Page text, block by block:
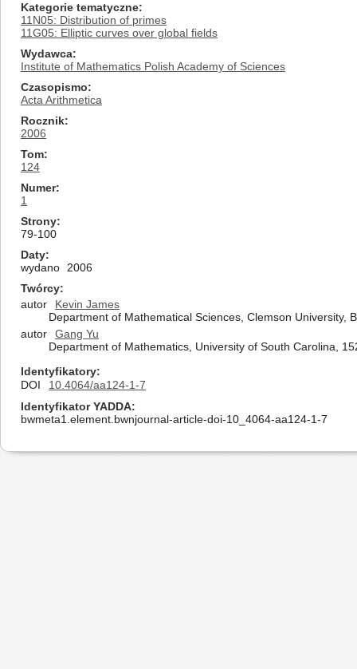
Kategorie tematyczne
11N05: Distribution of primes
11G05: Elliptic curves over global fields
Wydawca
Institute of Mathematics Polish Academy of Sciences
Czasopismo
Acta Arithmetica
Rocznik
2006
Tom
124
Numer
1
Strony
79-100
Daty
wydano
2006
Twórcy
autor
Kevin James
Department of Mathematical Sciences, Clemson University,
autor
Gang Yu
Department of Mathematics, University of South Carolina,
Identyfikatory
DOI
10.4064/aa124-1-7
Identyfikator YADDA
bwmeta1.element.bwnjournal-article-doi-10_4064-aa124-1-7